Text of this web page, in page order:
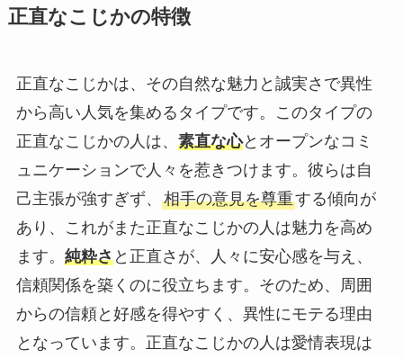
正直なこじかの特徴
正直なこじかは、その自然な魅力と誠実さで異性
から高い人気を集めるタイプです。このタイプの
正直なこじかの人は、 素直な心とオープンなコミ
ュニケーションで人々を惹きつけます。彼らは自
己主張が強すぎず、 相手の意見を尊重する傾向が
あり、これがまた正直なこじかの人は魅力を高め
ます。 純粋さと正直さが、人々に安心感を与え、
信頼関係を築くのに役立ちます。そのため、周囲
からの信頼と好感を得やすく、異性にモテる理由
となっています。正直なこじかの人は愛情表現は